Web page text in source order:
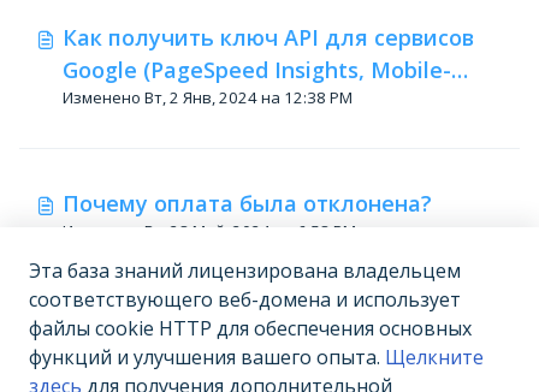
Как получить ключ API для сервисов
Google (PageSpeed Insights, Mobile-
Friendly Test и Safe Browsing)
Изменено Вт, 2 Янв, 2024 на 12:38 PM
Почему оплата была отклонена?
Изменено Вт, 28 Май, 2024 на 6:58 PM
Генератор Sitemap
Изменено Пн, 9 Окт, 2023 на 7:40 PM
Эта база знаний лицензирована владельцем
соответствующего веб-домена и использует
файлы cookie HTTP для обеспечения основных
функций и улучшения вашего опыта. Щелкните
здесь для получения дополнительной